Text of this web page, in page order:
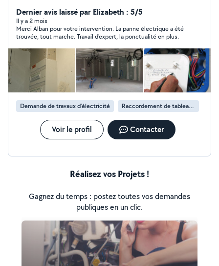
rénovation complète, réparation et entretien.
Expérience solide en fibre optique (principalement sur
grandes lignes transport, D1, D2 et en peu de D3).
Professionnel, sérieux et réactif, je suis disponible
rapidement. Devis et conseil gratuits.
Dernier avis laissé par Elizabeth : 5/5
Il y a 2 mois
Merci Alban pour votre intervention. La panne électrique a été
trouvée, tout marche. Travail d'expert, la ponctualité en plus.
Demande de travaux d’électricité Raccordement de tableau électrique
Voir le profil Contacter
Réalisez vos Projets !
Gagnez du temps : postez toutes vos demandes
publiques en un clic.